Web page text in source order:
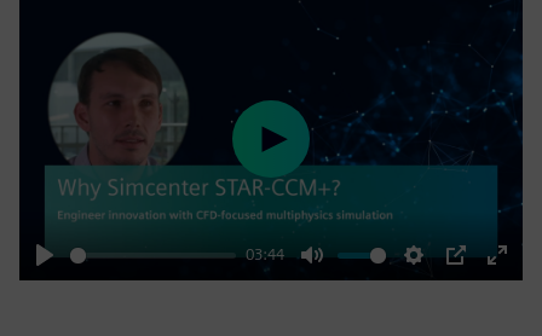
Play
03:44
Mute Settings
PIP
Enter
Play